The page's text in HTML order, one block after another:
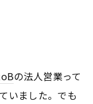
の法人営業って
いました。でも